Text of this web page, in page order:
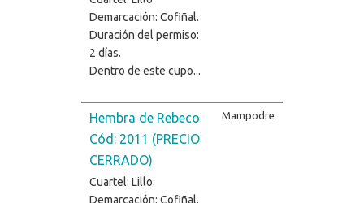
Demarcación: Cofiñal.
Duración del permiso:
2 días.
Dentro de este cupo...
Hembra de Rebeco
Cód: 2011 (PRECIO
CERRADO)
Cuartel: Lillo.
Demarcación: Cofiñal.
Mampodre